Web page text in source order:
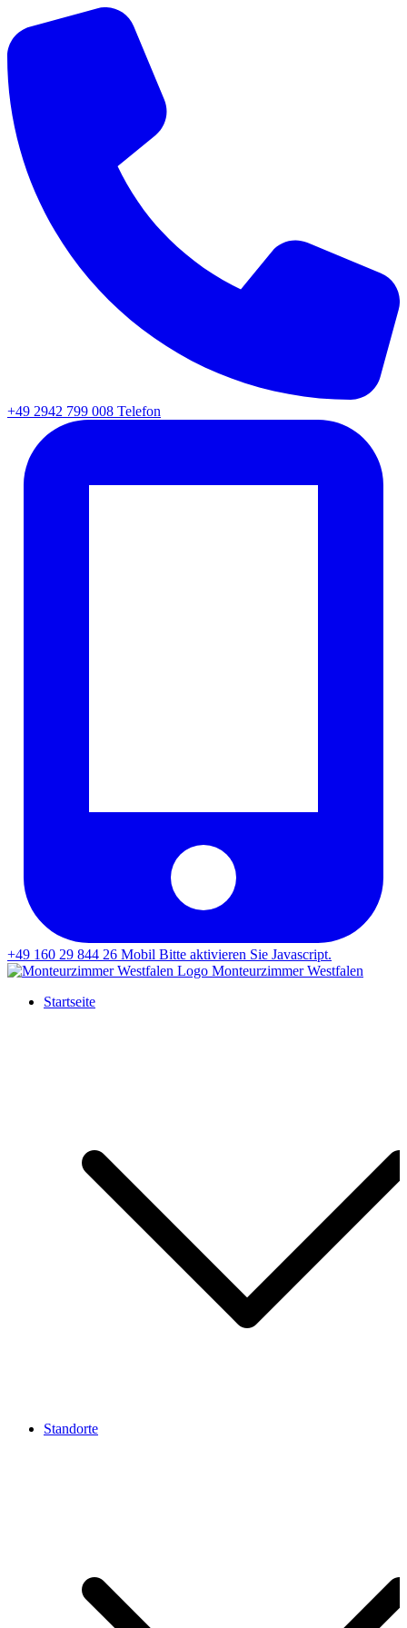
+49 2942 799 008 Telefon
+49 160 29 844 26 Mobil Bitte aktivieren Sie Javascript.
Monteurzimmer Westfalen
Startseite
Standorte